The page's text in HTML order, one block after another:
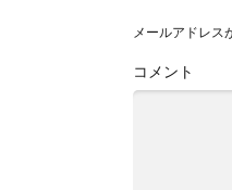
メールアドレス
コメント